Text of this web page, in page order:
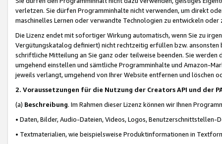
verletzen. Sie dürfen Programminhalte nicht verwenden, um direkt
maschinelles Lernen oder verwandte Technologien zu entwickeln
Die Lizenz endet mit sofortiger Wirkung automatisch, wenn Sie zu
Vergütungskatalog definiert) nicht rechtzeitig erfüllen bzw. ansonsten
schriftliche Mitteilung an Sie ganz oder teilweise beenden. Sie werden
umgehend einstellen und sämtliche Programminhalte und Amazon-
jeweils verlangt, umgehend von Ihrer Website entfernen und löschen
2. Voraussetzungen für die Nutzung der Creators API und der
(a) Beschreibung. Im Rahmen dieser Lizenz können wir Ihnen
• Daten, Bilder, Audio-Dateien, Videos, Logos, Benutzerschnittstellen-
• Textmaterialien, wie beispielsweise Produktinformationen in